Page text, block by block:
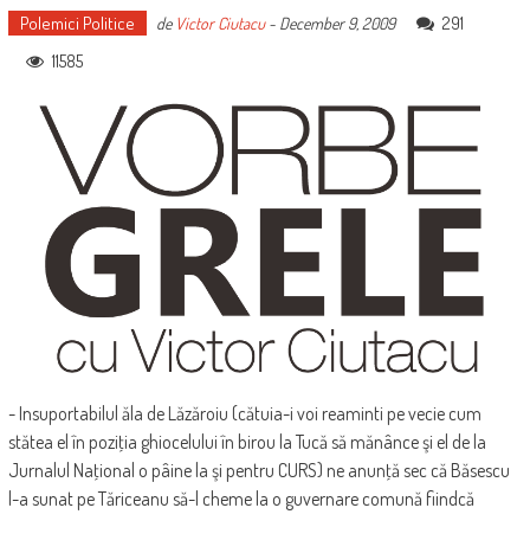
Polemici Politice de Victor Ciutacu- December 9, 2009
291
11585
- Insuportabilul ăla de Lăzăroiu (cătuia-i voi reaminti pe vecie cum
stătea el în poziţia ghiocelului în birou la Tucă să mănânce şi el de la
Jurnalul Naţional o pâine la şi pentru CURS) ne anunţă sec că Băsescu
l-a sunat pe Tăriceanu să-l cheme la o guvernare comună fiindcă